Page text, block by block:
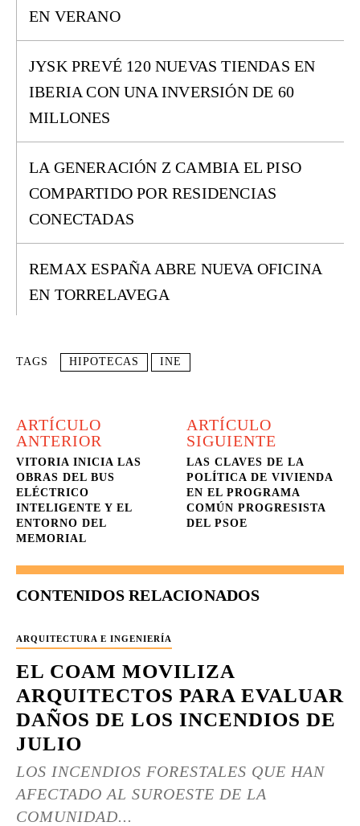
EN VERANO
JYSK PREVÉ 120 NUEVAS TIENDAS EN
IBERIA CON UNA INVERSIÓN DE 60
MILLONES
LA GENERACIÓN Z CAMBIA EL PISO
COMPARTIDO POR RESIDENCIAS
CONECTADAS
REMAX ESPAÑA ABRE NUEVA OFICINA
EN TORRELAVEGA
TAGS HIPOTECAS INE
ARTÍCULO
ANTERIOR
VITORIA INICIA LAS
OBRAS DEL BUS
ELÉCTRICO
INTELIGENTE Y EL
ENTORNO DEL
MEMORIAL
ARTÍCULO
SIGUIENTE
LAS CLAVES DE LA
POLÍTICA DE VIVIENDA
EN EL PROGRAMA
COMÚN PROGRESISTA
DEL PSOE
CONTENIDOS RELACIONADOS
ARQUITECTURA E INGENIERÍA
EL COAM MOVILIZA
ARQUITECTOS PARA EVALUAR
DAÑOS DE LOS INCENDIOS DE
JULIO
LOS INCENDIOS FORESTALES QUE HAN
AFECTADO AL SUROESTE DE LA
COMUNIDAD...